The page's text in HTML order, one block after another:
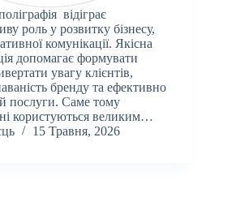
відіграє
роль у розвитку бізнесу,
комунікації. Якісна
допомагає формувати
увагу клієнтів,
бренду та ефективно
послуги. Саме тому
користуються великим…
15 Травня, 2026